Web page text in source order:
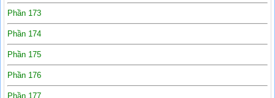
Phần 173
Phần 174
Phần 175
Phần 176
Phần 177